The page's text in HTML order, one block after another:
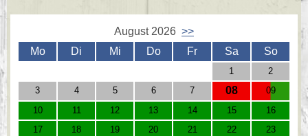
August 2026 >>
Mo
Di Mi Do Fr Sa So
1
2
3
4 5 6 7 08
09
10
11 12 13 14 15
16
17
18 19 20 21 22
23